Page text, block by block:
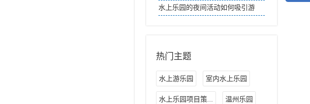
夏
水上乐园的夜间活动如何吸引游
热门主题
水上游乐园 室内水上乐园
水上乐园项目策... 温州乐园